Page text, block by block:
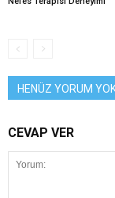
HENÜZ YORUM
CEVAP VER